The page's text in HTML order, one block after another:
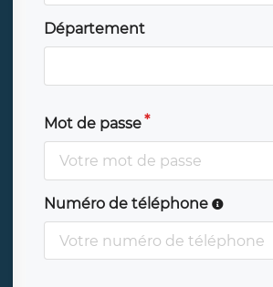
Département
Mot de passe
Numéro de téléphone